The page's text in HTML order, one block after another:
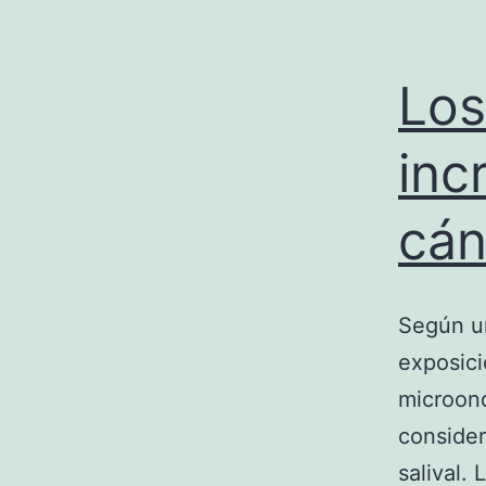
Según
salival.